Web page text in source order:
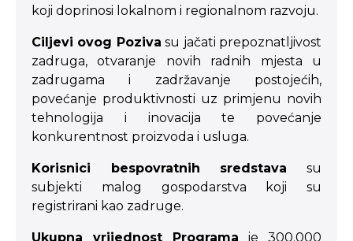
koji doprinosi lokalnom i regionalnom razvoju.
Ciljevi ovog Poziva su jačati prepoznatljivost
zadruga, otvaranje novih radnih mjesta u
zadrugama i zadržavanje postojećih,
povećanje produktivnosti uz primjenu novih
tehnologija i inovacija te povećanje
konkurentnost proizvoda i usluga.
Korisnici bespovratnih sredstava su
subjekti malog gospodarstva koji su
registrirani kao zadruge.
Ukupna vrijednost Programa je 300.000